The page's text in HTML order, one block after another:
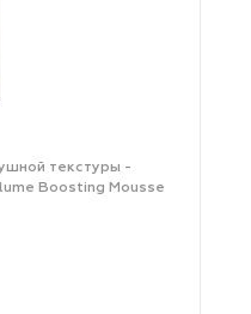
текстуры -
Boosting Mousse